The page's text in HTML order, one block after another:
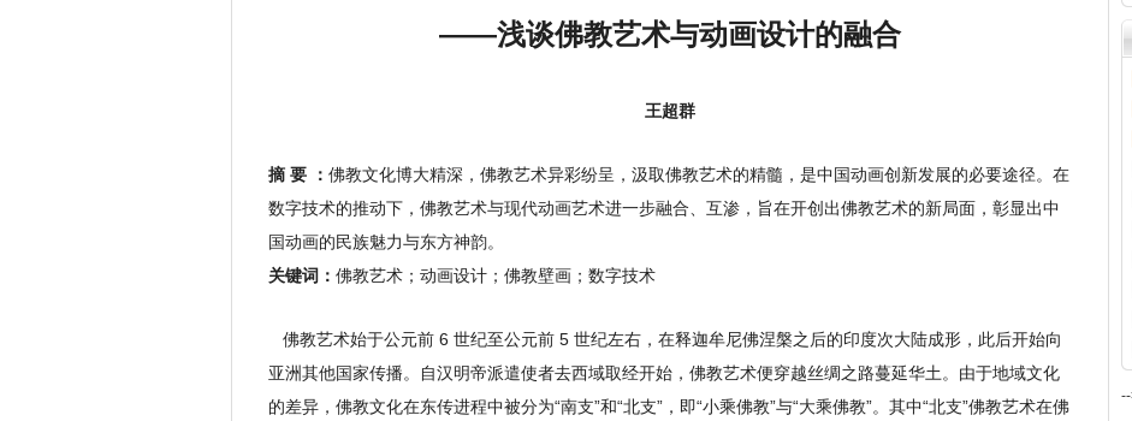
——浅谈佛教艺术与动画设计的融合
王超群
摘 要 ： 佛教文化博大精深，佛教艺术异彩纷呈，汲取佛教艺术的精髓，是中国动画创新发展的必要途径。在
数字技术的推动下，佛教艺术与现代动画艺术进一步融合、互渗，旨在开创出佛教艺术的新局面，彰显出中
国动画的民族魅力与东方神韵。
关键词： 佛教艺术；动画设计；佛教壁画；数字技术
佛教艺术始于公元前 6 世纪至公元前 5 世纪左右，在释迦牟尼佛涅槃之后的印度次大陆成形，此后开始向
亚洲其他国家传播。自汉明帝派遣使者去西域取经开始，佛教艺术便穿越丝绸之路蔓延华土。由于地域文化
的差异，佛教文化在东传进程中被分为“南支”和“北支”，即“小乘佛教”与“大乘佛教”。其中“北支”佛教艺术在佛